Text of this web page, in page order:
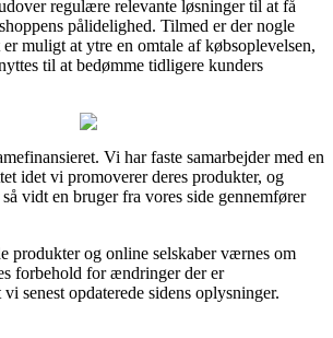
regulære relevante løsninger til at få
pålidelighed. Tilmed er der nogle
muligt at ytre en omtale af købsoplevelsen,
til at bedømme tidligere kunders
Vi har faste samarbejder med en
idet vi promoverer deres produkter, og
vidt en bruger fra vores side gennemfører
produkter og online selskaber værnes om
forbehold for ændringer der er
senest opdaterede sidens oplysninger.